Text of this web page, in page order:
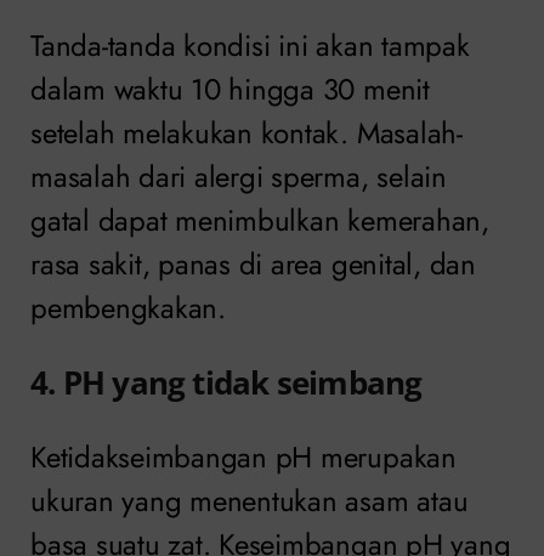
Tanda-tanda kondisi ini akan tampak
dalam waktu 10 hingga 30 menit
setelah melakukan kontak. Masalah-
masalah dari alergi sperma, selain
gatal dapat menimbulkan kemerahan,
rasa sakit, panas di area genital, dan
pembengkakan.
4. PH yang tidak seimbang
Ketidakseimbangan pH merupakan
ukuran yang menentukan asam atau
basa suatu zat. Keseimbangan pH yang